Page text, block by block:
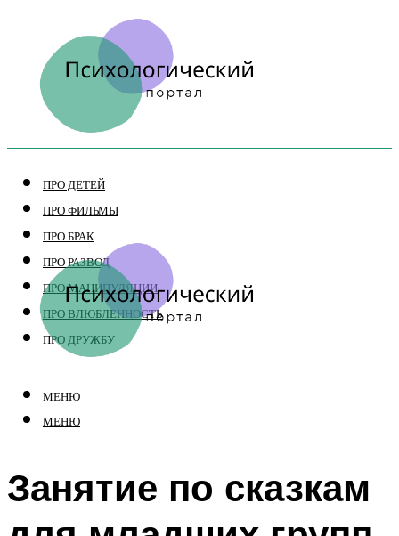
ПРО ДЕТЕЙ
ПРО ФИЛЬМЫ
ПРО БРАК
ПРО РАЗВОД
ПРО МАНИПУЛЯЦИИ
ПРО ВЛЮБЛЕННОСТЬ
ПРО ДРУЖБУ
МЕНЮ
МЕНЮ
Занятие по сказкам